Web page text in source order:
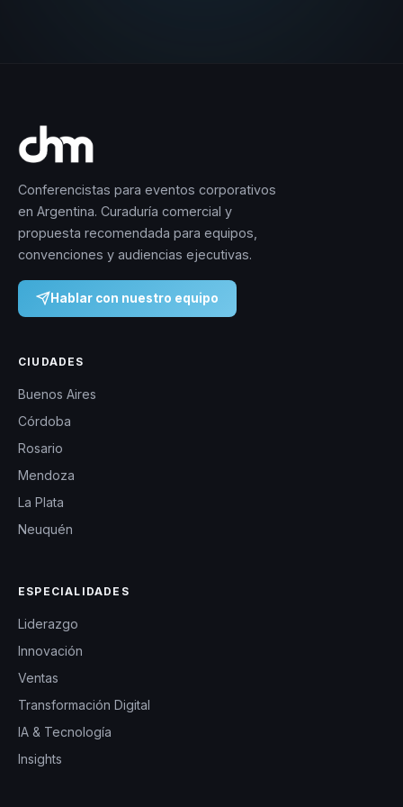
Conferencistas para eventos corporativos
en Argentina. Curaduría comercial y
propuesta recomendada para equipos,
convenciones y audiencias ejecutivas.
Hablar con nuestro equipo
CIUDADES
Buenos Aires
Córdoba
Rosario
Mendoza
La Plata
Neuquén
ESPECIALIDADES
Liderazgo
Innovación
Ventas
Transformación Digital
IA & Tecnología
Insights